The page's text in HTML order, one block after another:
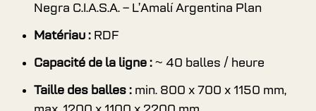
Negra C.I.A.S.A. – L’Amalí Argentina Plan
Matériau : RDF
Capacité de la ligne : ~ 40 balles / heure
Taille des balles : min. 800 x 700 x 1150 mm,